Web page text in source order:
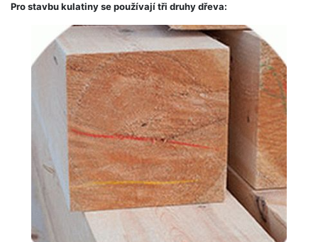
Pro stavbu kulatiny se používají tři druhy dřeva: